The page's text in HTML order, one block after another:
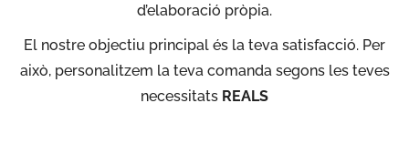
d’elaboració pròpia.
El nostre objectiu principal és la teva satisfacció. Per
això, personalitzem la teva comanda segons les teves
necessitats REALS